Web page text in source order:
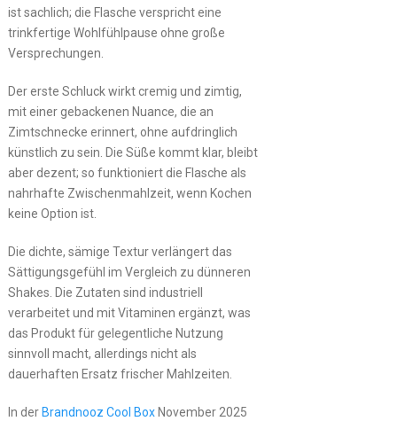
ist sachlich; die Flasche verspricht eine
trinkfertige Wohlfühlpause ohne große
Versprechungen.
Der erste Schluck wirkt cremig und zimtig,
mit einer gebackenen Nuance, die an
Zimtschnecke erinnert, ohne aufdringlich
künstlich zu sein. Die Süße kommt klar, bleibt
aber dezent; so funktioniert die Flasche als
nahrhafte Zwischenmahlzeit, wenn Kochen
keine Option ist.
Die dichte, sämige Textur verlängert das
Sättigungsgefühl im Vergleich zu dünneren
Shakes. Die Zutaten sind industriell
verarbeitet und mit Vitaminen ergänzt, was
das Produkt für gelegentliche Nutzung
sinnvoll macht, allerdings nicht als
dauerhaften Ersatz frischer Mahlzeiten.
In der Brandnooz Cool BoxNovember 2025